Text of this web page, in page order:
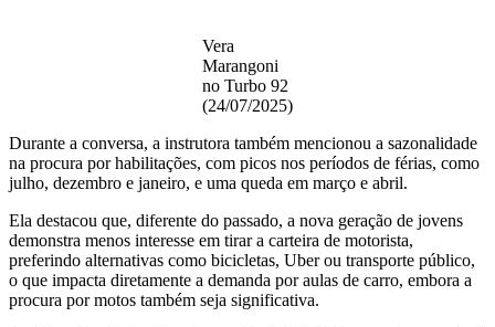
Vera
Marangoni
no Turbo 92
(24/07/2025)
Durante a conversa, a instrutora também mencionou a sazonalidade
na procura por habilitações, com picos nos períodos de férias, como
julho, dezembro e janeiro, e uma queda em março e abril.
Ela destacou que, diferente do passado, a nova geração de jovens
demonstra menos interesse em tirar a carteira de motorista,
preferindo alternativas como bicicletas, Uber ou transporte público,
o que impacta diretamente a demanda por aulas de carro, embora a
procura por motos também seja significativa.